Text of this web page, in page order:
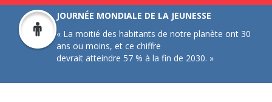
JOURNÉE MONDIALE DE LA JEUNESSE
« La moitié des habitants de notre planète ont 30
ans ou moins, et ce chiffre
devrait atteindre 57 % à la fin de 2030. »